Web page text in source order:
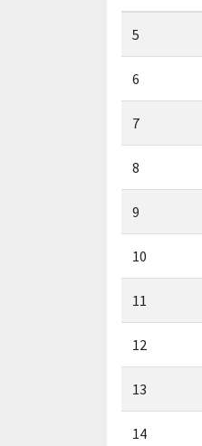
5
6
7
8
9
10
11
12
13
14